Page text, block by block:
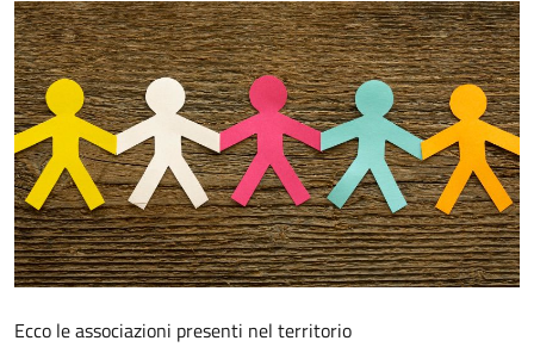
Ecco le associazioni presenti nel territorio